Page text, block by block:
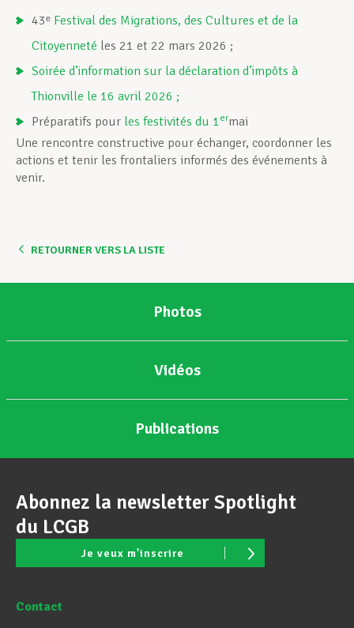
43ᵉ Festival des Migrations, des Cultures et de la
Citoyenneté les 21 et 22 mars 2026 ;
Soirée d’information sur la déclaration d’impôts à
Thionville le 16 avril 2026 ;
Préparatifs pour les festivités du 1ermai
Une rencontre constructive pour échanger, coordonner les
actions et tenir les frontaliers informés des événements à
venir.
RETOURNER VERS LA LISTE
Photos
Vidéos
Publications
Abonnez la newsletter Spotlight
du LCGB
Je veux m'inscrire
Contact